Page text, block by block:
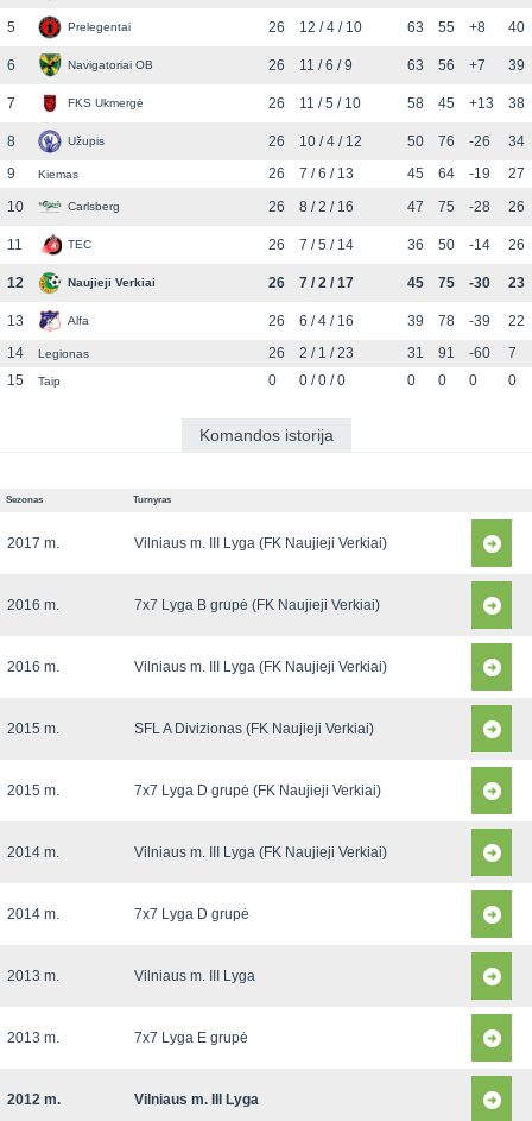
5 Prelegentai 26 12 / 4 / 10 63 55 +8 40
6 Navigatoriai OB 26 11 / 6 / 9 63 56 +7 39
7 FKS Ukmergė 26 11 / 5 / 10 58 45 +13 38
8 Užupis 26 10 / 4 / 12 50 76 -26
34
9
Kiemas 26 7 / 6 / 13 45 64 -19
27
10
Carlsberg 26 8 / 2 / 16 47 75 -28 26
11 TEC 26 7 / 5 / 14 36 50 -14 26
12 Naujieji Verkiai 26 7 / 2 / 17 45 75 -30 23
13 Alfa 26 6 / 4 / 16 39 78 -39
22
14
Legionas 26 2 / 1 / 23 31 91 -60
7
15
Taip 0 0 / 0 / 0 0 0 0 0
Komandos istorija
Sezonas Turnyras
2017 m. Vilniaus m. III Lyga (FK Naujieji Verkiai)
2016 m. 7x7 Lyga B grupė (FK Naujieji Verkiai)
2016 m. Vilniaus m. III Lyga (FK Naujieji Verkiai)
2015 m. SFL A Divizionas (FK Naujieji Verkiai)
2015 m. 7x7 Lyga D grupė (FK Naujieji Verkiai)
2014 m. Vilniaus m. III Lyga (FK Naujieji Verkiai)
2014 m. 7x7 Lyga D grupė
2013 m. Vilniaus m. III Lyga
2013 m. 7x7 Lyga E grupė
2012 m. Vilniaus m. III Lyga